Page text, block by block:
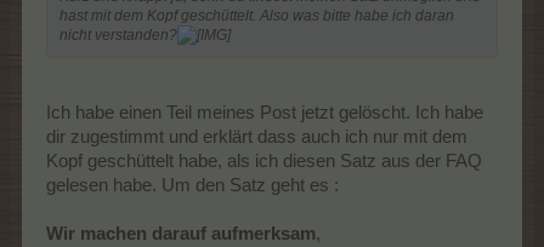
sein, dies auch zu kommunizieren... ohne das sich hier
irgendjemand angegriffen fühlt und es einem nachträgt. Hier hat
Dadurch das ich das jetzt hier schreibe, mache ich mich bei
etlichen unbeliebt. Aber damit kann ich leben. Mich ärgert hier
einfach vieles, gerade weil ich noch sehr gern Farmerama
spiele und Forum und Spiel für mich eine Einheit bilden. Das
war schon immer so und wird es auch immer bleiben bis ich das
hast mit dem Kopf geschüttelt. Also was bitte habe ich daran
nicht verstanden?
Ich habe einen Teil meines Post jetzt gelöscht. Ich habe
dir zugestimmt und erklärt dass auch ich nur mit dem
Kopf geschüttelt habe, als ich diesen Satz aus der FAQ
gelesen habe. Um den Satz geht es :
Wir machen darauf aufmerksam,